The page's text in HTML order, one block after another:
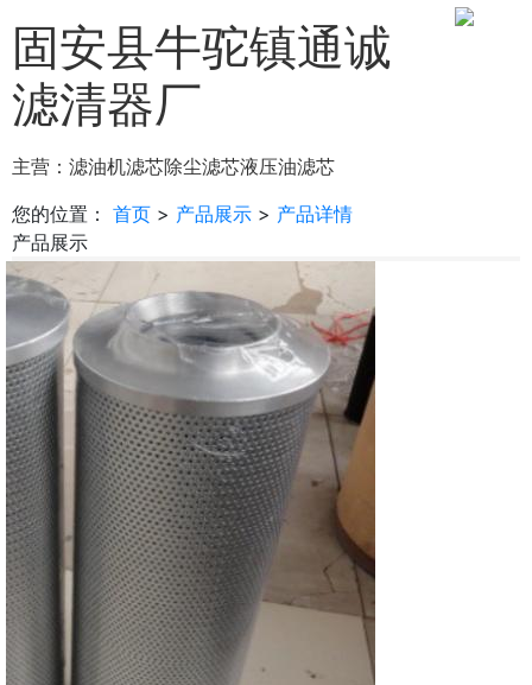
固安县牛驼镇通诚
滤清器厂
主营： 滤油机滤芯除尘滤芯液压油滤芯
您的位置： 首页 > 产品展示 > 产品详情
产品展示